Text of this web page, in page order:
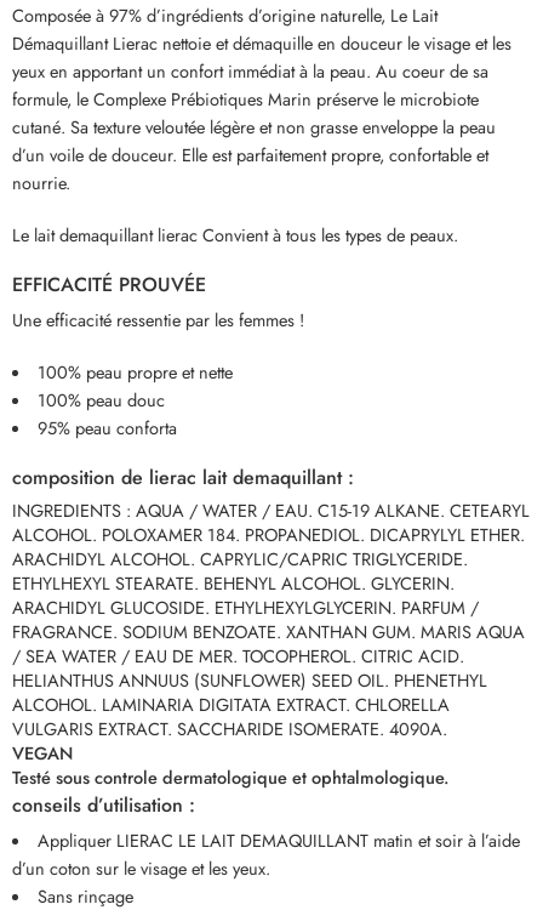
Composée à 97% d’ingrédients d’origine naturelle, Le Lait
Démaquillant Lierac nettoie et démaquille en douceur le visage et les
yeux en apportant un confort immédiat à la peau. Au coeur de sa
formule, le Complexe Prébiotiques Marin préserve le microbiote
cutané. Sa texture veloutée légère et non grasse enveloppe la peau
d’un voile de douceur. Elle est parfaitement propre, confortable et
nourrie.
Le lait demaquillant lierac Convient à tous les types de peaux.
EFFICACITÉ PROUVÉE
Une efficacité ressentie par les femmes !
100% peau propre et nette
100% peau douc
95% peau conforta
composition de lierac lait demaquillant :
INGREDIENTS : AQUA / WATER / EAU. C15-19 ALKANE. CETEARYL
ALCOHOL. POLOXAMER 184. PROPANEDIOL. DICAPRYLYL ETHER.
ARACHIDYL ALCOHOL. CAPRYLIC/CAPRIC TRIGLYCERIDE.
ETHYLHEXYL STEARATE. BEHENYL ALCOHOL. GLYCERIN.
ARACHIDYL GLUCOSIDE. ETHYLHEXYLGLYCERIN. PARFUM /
FRAGRANCE. SODIUM BENZOATE. XANTHAN GUM. MARIS AQUA
/ SEA WATER / EAU DE MER. TOCOPHEROL. CITRIC ACID.
HELIANTHUS ANNUUS (SUNFLOWER) SEED OIL. PHENETHYL
ALCOHOL. LAMINARIA DIGITATA EXTRACT. CHLORELLA
VULGARIS EXTRACT. SACCHARIDE ISOMERATE. 4090A.
VEGAN
Testé sous controle dermatologique et ophtalmologique.
conseils d’utilisation :
Appliquer LIERAC LE LAIT DEMAQUILLANT matin et soir à l’aide
d’un coton sur le visage et les yeux.
Sans rinçage